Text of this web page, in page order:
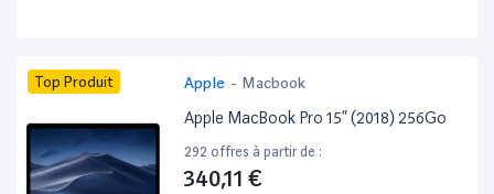
Top Produit Apple - Macbook
Apple MacBook Pro 15” (2018) 256Go
292 offres à partir de :
340,11 €